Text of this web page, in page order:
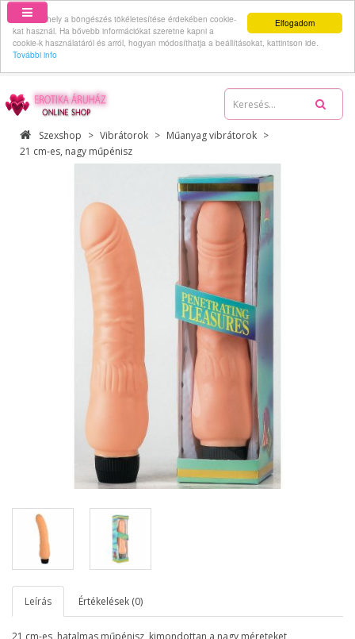
Elfogadom
Ez a webhely a böngészés tökéletesítése érdekében cookie-
kat használ. Ha bővebb információkat szeretne kapni a
cookie-k használatáról és arról, hogyan módosíthatja a beállításokat, kattintson ide.
További info
Szexshop Vibrátorok
Műanyag vibrátorok
21 cm-es, nagy műpénisz
Leírás Értékelések (0)
21 cm-es, hatalmas műpénisz, kimondottan a nagy méreteket